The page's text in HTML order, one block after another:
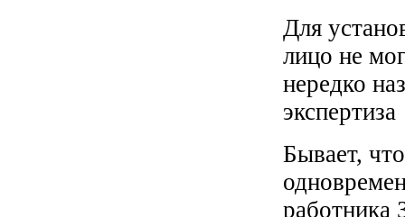
Для
лицо не
нередко
экспертиза
Бывает,
работника